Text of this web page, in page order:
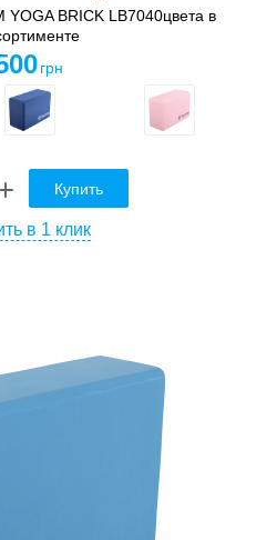
YOGA BRICK LB7040цвета в
грн
Купить
в 1 клик